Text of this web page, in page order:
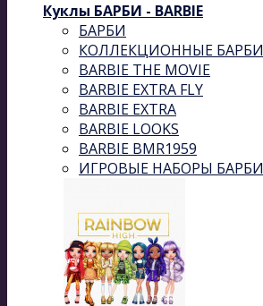
Куклы БАРБИ - BARBIE
БАРБИ
КОЛЛЕКЦИОННЫЕ БАРБИ
BARBIE THE MOVIE
BARBIE EXTRA FLY
BARBIE EXTRA
BARBIE LOOKS
BARBIE BMR1959
ИГРОВЫЕ НАБОРЫ БАРБИ